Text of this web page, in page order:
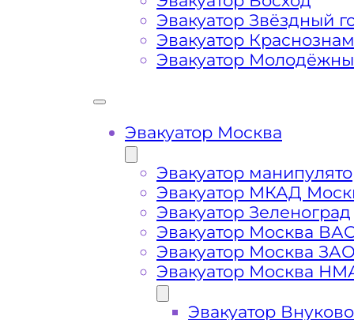
Сложная эвакуация при аварии,
Эвакуатор Звёздный
Эвакуатор
Эвакуатор
Эвакуатор Москва
Эвакуатор
Эвакуатор МКАД
Эвакуатор Зеленоград
Эвакуатор Москва
Эвакуатор Москва
Эвакуатор Москва
Эвакуатор Внуково